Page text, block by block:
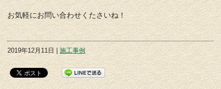
お気軽にお問い合わせくたさいね！
2019年12月11日 | 施工事例